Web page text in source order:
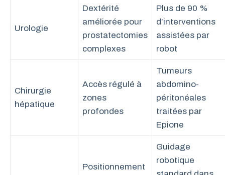
Urologie
Dextérité
améliorée pour
prostatectomies
complexes
Plus de 90 %
d’interventions
assistées par
robot
Chirurgie
hépatique
Accès régulé à
zones
profondes
Tumeurs
abdomino-
péritonéales
traitées par
Epione
Positionnement
Guidage
robotique